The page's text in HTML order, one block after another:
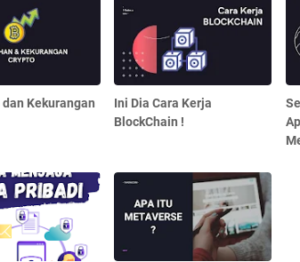
Kekurangan
Ini Dia Cara Kerja
BlockChain !